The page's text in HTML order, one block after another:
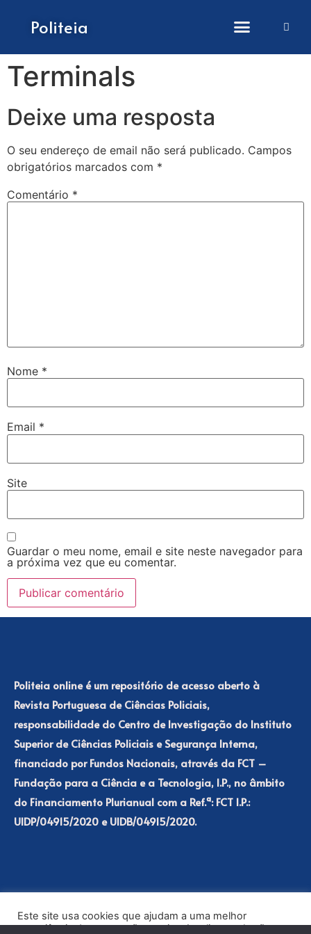
Politeia
Terminals
Deixe uma resposta
O seu endereço de email não será publicado. Campos
obrigatórios marcados com *
Comentário *
Nome *
Email *
Site
Guardar o meu nome, email e site neste navegador para
a próxima vez que eu comentar.
Politeia online é um repositório de acesso aberto à
Revista Portuguesa de Ciências Policiais,
responsabilidade do Centro de Investigação do Instituto
Superior de Ciências Policiais e Segurança Interna,
financiado por Fundos Nacionais, através da FCT –
Fundação para a Ciência e a Tecnologia, I.P., no âmbito
do Financiamento Plurianual com a Ref.ª: FCT I.P.:
UIDP/04915/2020 e UIDB/04915/2020.
Este site usa cookies que ajudam a uma melhor
experiência de navegação no site. Ao clicar no botão